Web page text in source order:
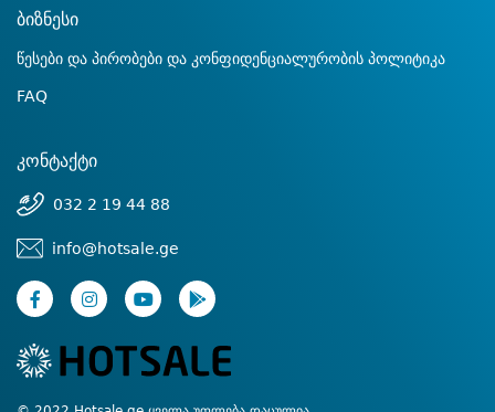
ბიზნესი
წესები და პირობები და კონფიდენციალურობის პოლიტიკა
FAQ
კონტაქტი
032 2 19 44 88
info@hotsale.ge